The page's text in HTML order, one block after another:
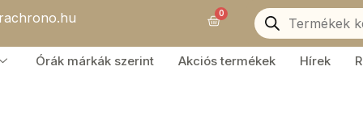
0Kosár
Products
search
Órák márkák szerint Akciós termékek Hírek